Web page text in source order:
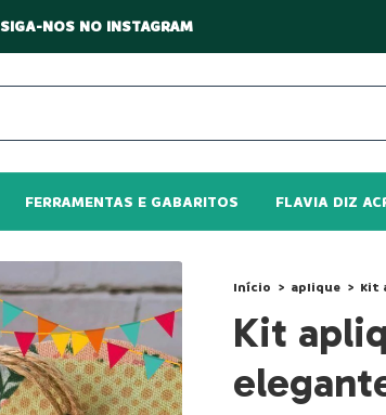
SIGA-NOS NO INSTAGRAM
FERRAMENTAS E GABARITOS FLAVIA DIZ
Início > aplique > Kit
Kit